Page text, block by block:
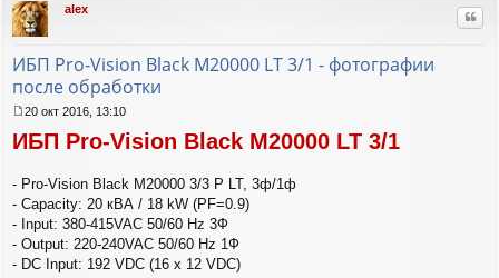
alex
ИБП Pro-Vision Black M20000 LT 3/1 - фотографии
после обработки
щ
е
н
и
е
20 окт 2016, 13:10
ИБП Pro-Vision Black M20000 LT 3/1
- Pro-Vision Black M20000 3/3 P LT, 3ф/1ф
- Capacity: 20 кВА / 18 kW (PF=0.9)
- Input: 380-415VAC 50/60 Hz 3Ф
- Output: 220-240VAC 50/60 Hz 1Ф
- DC Input: 192 VDC (16 x 12 VDC)